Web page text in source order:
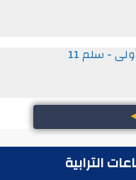
11